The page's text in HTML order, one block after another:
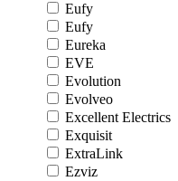
Eufy
Eufy
Eureka
EVE
Evolution
Evolveo
Excellent Electrics
Exquisit
ExtraLink
Ezviz